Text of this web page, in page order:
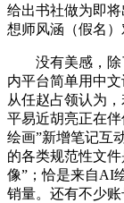
给出书社做为即
想师风涵（假名）
没有美感，除
内平台简单用中
从任赵占领认为
平易近胡亮正在
绘画”新增笔记互
的各类规范性文
像”；恰是来自AI
销量。还有不少